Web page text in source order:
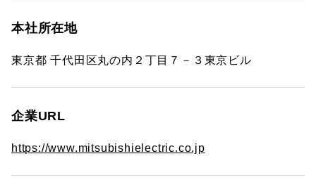
本社所在地
東京都 千代田区丸の内２丁目７－３東京ビル
企業URL
https://www.mitsubishielectric.co.jp